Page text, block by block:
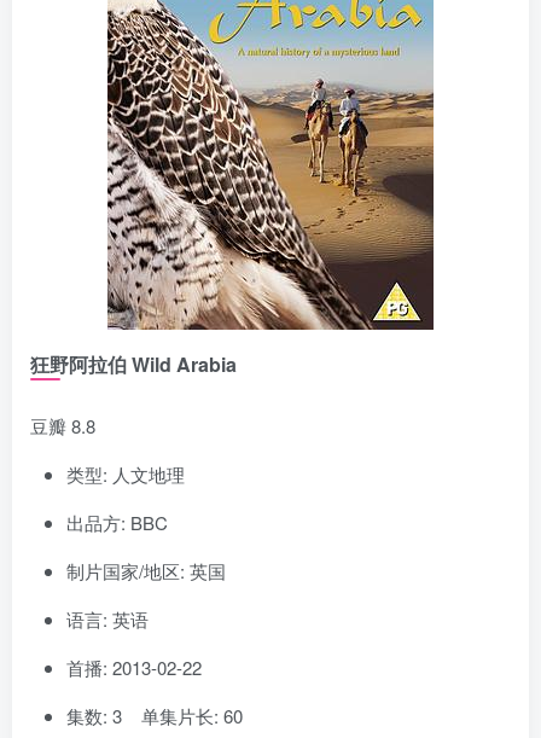
狂野阿拉伯 Wild Arabia
豆瓣 8.8
类型: 人文地理
出品方: BBC
制片国家/地区: 英国
语言: 英语
首播: 2013-02-22
集数: 3 单集片长: 60